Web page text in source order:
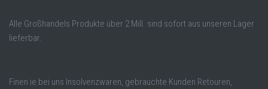
Alle Großhandels Produkte über 2 Mill. sind sofort aus unseren Lager
lieferbar.
Finen ie bei uns Insolvenzwaren, gebrauchte Kunden Retouren,